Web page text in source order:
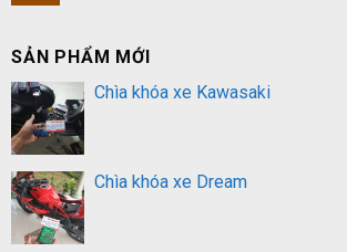
SẢN PHẨM MỚI
Chìa khóa xe Kawasaki
Chìa khóa xe Dream